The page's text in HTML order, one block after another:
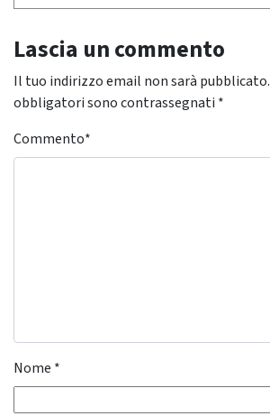
Lascia un commento
Il tuo indirizzo email non sarà pubblicato.
obbligatori sono contrassegnati *
Commento*
Nome *